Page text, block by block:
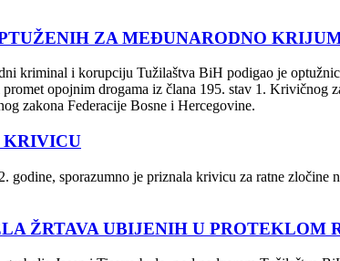
ZA MEĐUNARODNO
kriminal i korupciju Tužilaštva BiH podigao je
opojnim drogama iz člana 195. stav 1. Krivičnog
zakona Federacije Bosne i Hercegovine.
KRIVICU
godine, sporazumno je priznala krivicu za ratne
ŽRTAVA UBIJENIH U PROTEKLOM